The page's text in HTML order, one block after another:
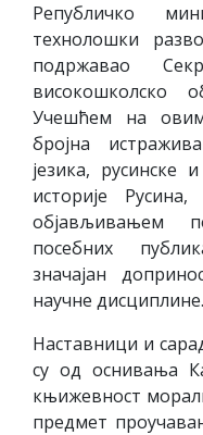
Републичко
технолошки
подржавао
високошколско
Учешћем на
бројна
језика, русинске
историје
објављивањем
посебних
значајан
научне дисциплине.
Наставници и
су од оснивања
књижевност
предмет